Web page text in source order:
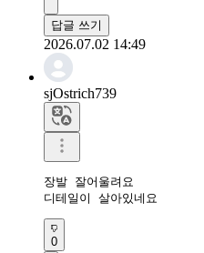
답글 쓰기
2026.07.02 14:49
sjOstrich739
장발 잘어울려요
디테일이 살아있네요
0